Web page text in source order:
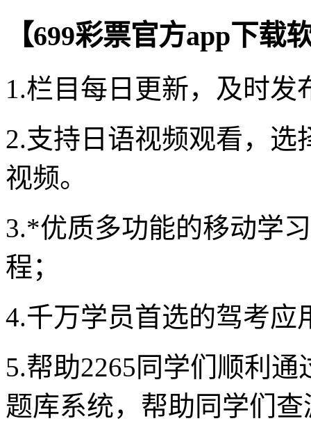
【699彩票官方app下载
1.栏目每日更新，及时发
2.支持日语视频观看，
视频。
3.*优质多功能的移动学
程；
4.千万学员首选的驾考应
5.帮助2265同学们顺利
题库系统，帮助同学们